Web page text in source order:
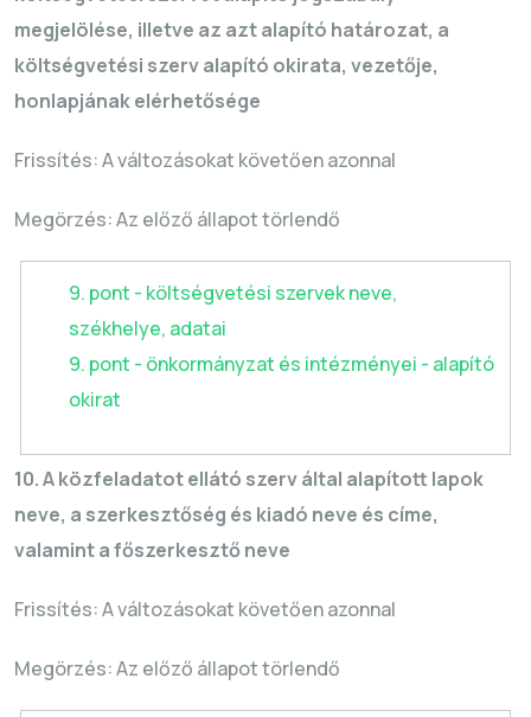
megjelölése, illetve az azt alapító határozat, a
költségvetési szerv alapító okirata, vezetője,
honlapjának elérhetősége
Frissítés: A változásokat követően azonnal
Megörzés: Az előző állapot törlendő
9. pont - költségvetési szervek neve,
székhelye, adatai
9. pont - önkormányzat és intézményei - alapító
okirat
10. A közfeladatot ellátó szerv által alapított lapok
neve, a szerkesztőség és kiadó neve és címe,
valamint a főszerkesztő neve
Frissítés: A változásokat követően azonnal
Megörzés: Az előző állapot törlendő